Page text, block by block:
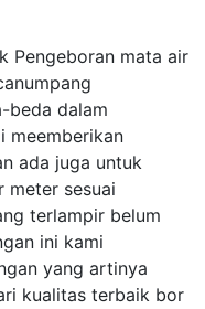
Pengeboran mata air
beda dalam
meemberikan
ada juga untuk
meter sesuai
terlampir belum
ini kami
yang artinya
kualitas terbaik bor